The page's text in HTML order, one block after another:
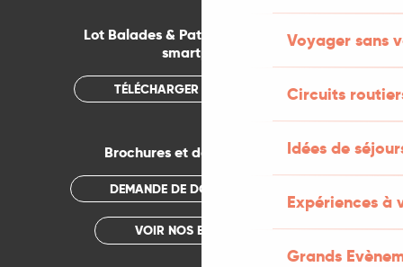
Voyager sans
Circuits
Idées de
Expériences à
Grands
Lot Balades & Patrimoines sur votre
smartphone
TÉLÉCHARGER L'APPLICATION
Brochures et documentations
DEMANDE DE DOCUMENTATION
VOIR NOS BROCHURES